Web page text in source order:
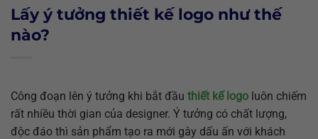
Lấy ý tưởng thiết kế logo như thế
nào?
Công đoạn lên ý tưởng khi bắt đầu thiết kế logo luôn chiếm
rất nhiều thời gian của designer. Ý tưởng có chất lượng,
độc đáo thì sản phẩm tạo ra mới gây dấu ấn với khách